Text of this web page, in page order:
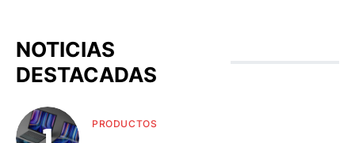
NOTICIAS
DESTACADAS
PRODUCTOS